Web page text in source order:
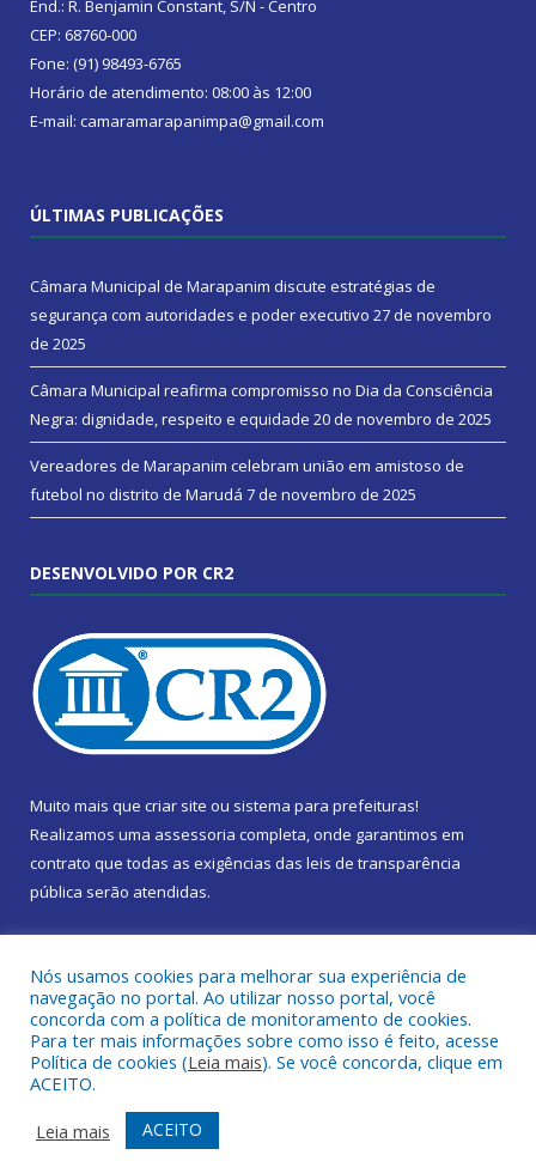
End.: R. Benjamin Constant, S/N - Centro
CEP: 68760-000
Fone: (91) 98493-6765
Horário de atendimento: 08:00 às 12:00
E-mail: camaramarapanimpa@gmail.com
ÚLTIMAS PUBLICAÇÕES
Câmara Municipal de Marapanim discute estratégias de
segurança com autoridades e poder executivo 27 de novembro
de 2025
Câmara Municipal reafirma compromisso no Dia da Consciência
Negra: dignidade, respeito e equidade 20 de novembro de 2025
Vereadores de Marapanim celebram união em amistoso de
futebol no distrito de Marudá 7 de novembro de 2025
DESENVOLVIDO POR CR2
Muito mais que criar site ou sistema para prefeituras!
Realizamos uma assessoria completa, onde garantimos em
contrato que todas as exigências das leis de transparência
pública serão atendidas.
Todos os direitos reservados a Câmara Municipal de Marapanim.
Mapa do Site
Acessar Área Administrativa
Acessar Webmail
Nós usamos cookies para melhorar sua experiência de
navegação no portal. Ao utilizar nosso portal, você
concorda com a política de monitoramento de cookies.
Para ter mais informações sobre como isso é feito, acesse
Política de cookies (Leia mais). Se você concorda, clique em
ACEITO.
Leia mais
ACEITO